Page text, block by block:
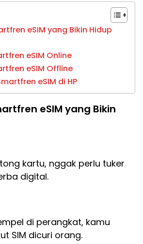
eSIM yang Bikin Hidup
eSIM Online
eSIM Offline
eSIM di HP
eSIM yang Bikin
kartu, nggak perlu tuker
digital.
di perangkat, kamu
SIM dicuri orang.